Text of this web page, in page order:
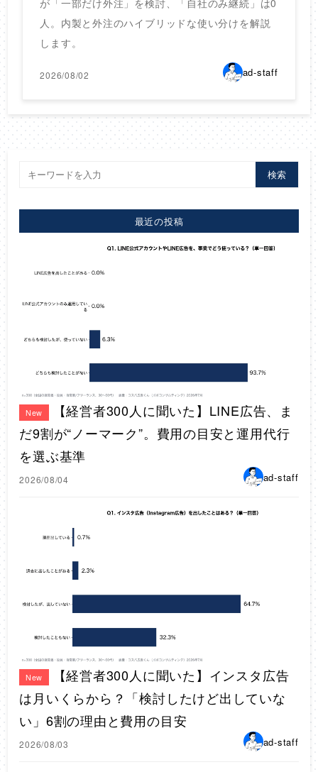
人。内製と外注のハイブリッドな使い分けを解説
します。
2026/08/02 ad-staff
検索
最近の投稿
New
【経営者300人に聞いた】LINE広告、ま
だ9割が“ノーマーク”。費用の目安と運用代行
を選ぶ基準
2026/08/04 ad-staff
New
【経営者300人に聞いた】インスタ広告
は月いくらから？「検討したけど出していな
い」6割の理由と費用の目安
2026/08/03 ad-staff